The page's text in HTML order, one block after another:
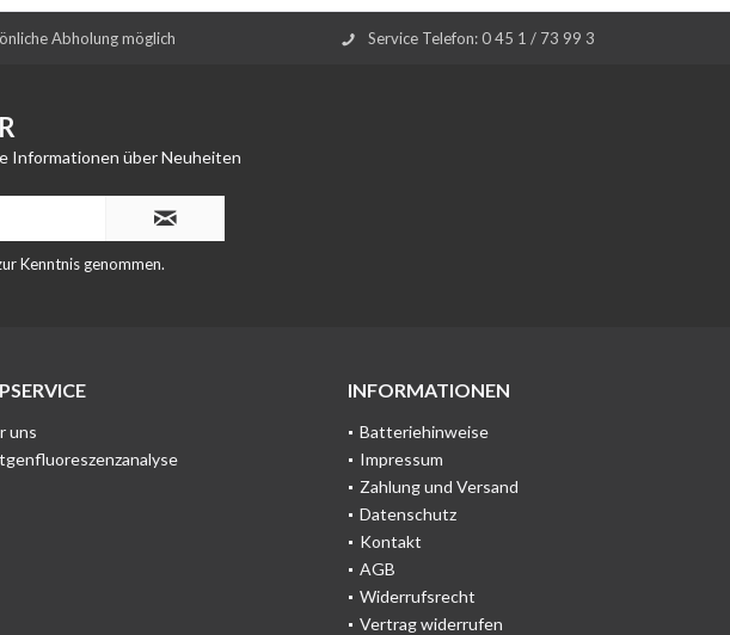
Abholung möglich Service Telefon: 0 45 1 / 73 99 3
Informationen über Neuheiten
Kenntnis genommen.
uns
INFORMATIONEN
Batteriehinweise
Impressum
Zahlung und Versand
Datenschutz
Kontakt
AGB
Widerrufsrecht
Vertrag widerrufen